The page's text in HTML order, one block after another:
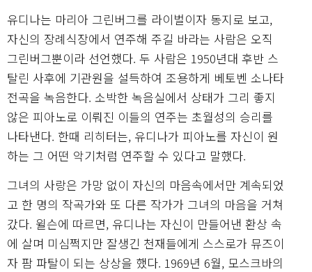
유디나는 마리아 그린버그를 라이벌이자 동지로 보고,
자신의 장례식장에서 연주해 주길 바라는 사람은 오직
그린버그뿐이라 선언했다. 두 사람은 1950년대 후반 스
탈린 사후에 기관원을 설득하여 조용하게 베토벤 소나타
전곡을 녹음한다. 소박한 녹음실에서 상태가 그리 좋지
않은 피아노로 이뤄진 이들의 연주는 초월성의 승리를
나타낸다. 한때 리히터는, 유디나가 피아노를 자신이 원
하는 그 어떤 악기처럼 연주할 수 있다고 말했다.
그녀의 사랑은 가망 없이 자신의 마음속에서만 계속되었
고 한 명의 작곡가와 또 다른 작가가 그녀의 마음을 거쳐
갔다. 윌슨에 따르면, 유디나는 자신이 만들어낸 환상 속
에 살며 미심쩍지만 잘생긴 천재들에게 스스로가 뮤즈이
자 팜 파탈이 되는 상상을 했다. 1969년 6월, 모스크바의